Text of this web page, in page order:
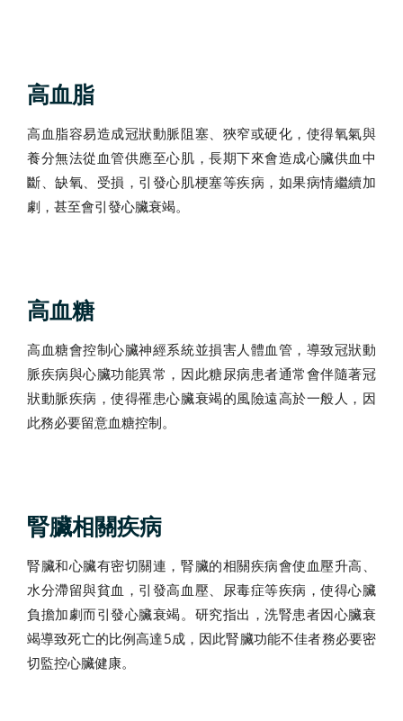
高血脂
高血脂容易造成冠狀動脈阻塞、狹窄或硬化，使得氧氣與
養分無法從血管供應至心肌，長期下來會造成心臟供血中
斷、缺氧、受損，引發心肌梗塞等疾病，如果病情繼續加
劇，甚至會引發心臟衰竭。
高血糖
高血糖會控制心臟神經系統並損害人體血管，導致冠狀動
脈疾病與心臟功能異常，因此糖尿病患者通常會伴隨著冠
狀動脈疾病，使得罹患心臟衰竭的風險遠高於一般人，因
此務必要留意血糖控制。
腎臟相關疾病
腎臟和心臟有密切關連，腎臟的相關疾病會使血壓升高、
水分滯留與貧血，引發高血壓、尿毒症等疾病，使得心臟
負擔加劇而引發心臟衰竭。研究指出，洗腎患者因心臟衰
竭導致死亡的比例高達5成，因此腎臟功能不佳者務必要密
切監控心臟健康。